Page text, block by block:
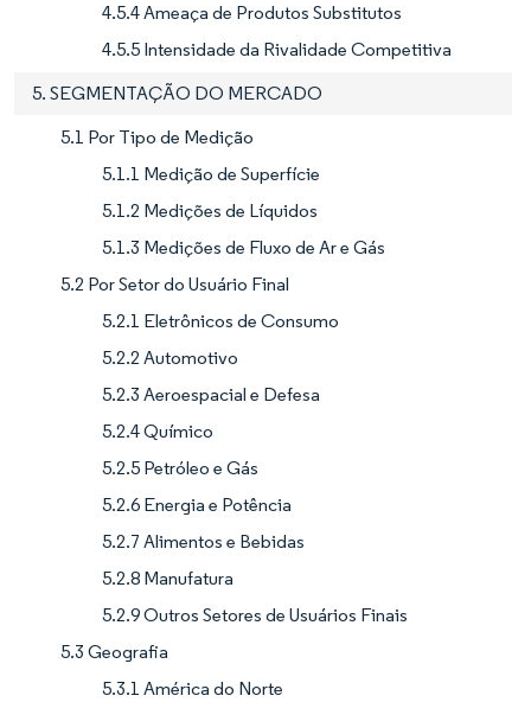
4.5.4 Ameaça de Produtos Substitutos
4.5.5 Intensidade da Rivalidade Competitiva
5. SEGMENTAÇÃO DO MERCADO
5.1 Por Tipo de Medição
5.1.1 Medição de Superfície
5.1.2 Medições de Líquidos
5.1.3 Medições de Fluxo de Ar e Gás
5.2 Por Setor do Usuário Final
5.2.1 Eletrônicos de Consumo
5.2.2 Automotivo
5.2.3 Aeroespacial e Defesa
5.2.4 Químico
5.2.5 Petróleo e Gás
5.2.6 Energia e Potência
5.2.7 Alimentos e Bebidas
5.2.8 Manufatura
5.2.9 Outros Setores de Usuários Finais
5.3 Geografia
5.3.1 América do Norte